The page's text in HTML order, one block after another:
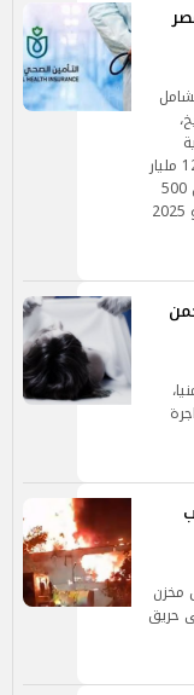
متطورة لنحو 12.8 مليون مواطن. تُقدَّر التكلفة بـ120 مليار
جنيه، وتشمل إنشاء وتطوير 65 مستشفى وأكثر من 500
وحدة رعاية أولية، ومن المقرر بدء التنفيذ في يوليو 2025
مخزن
حريق